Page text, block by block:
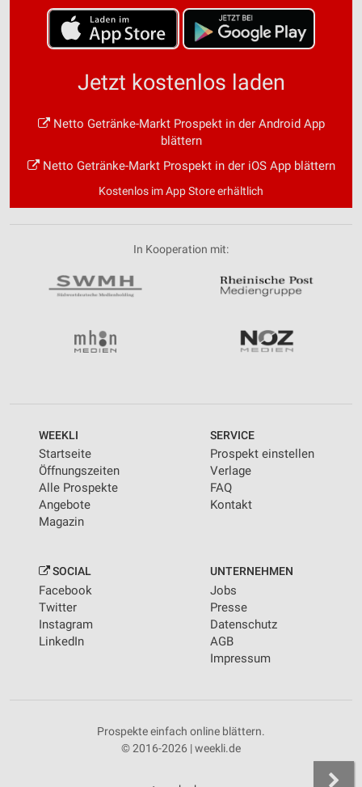
Jetzt kostenlos laden
Netto Getränke-Markt Prospekt in der Android App
blättern
Netto Getränke-Markt Prospekt in der iOS App blättern
Kostenlos im App Store erhältlich
In Kooperation mit:
WEEKLI
Startseite
Öffnungszeiten
Alle Prospekte
Angebote
Magazin
SERVICE
Prospekt einstellen
Verlage
FAQ
Kontakt
SOCIAL
Facebook
Twitter
Instagram
LinkedIn
UNTERNEHMEN
Jobs
Presse
Datenschutz
AGB
Impressum
Prospekte einfach online blättern.
© 2016-2026 | weekli.de